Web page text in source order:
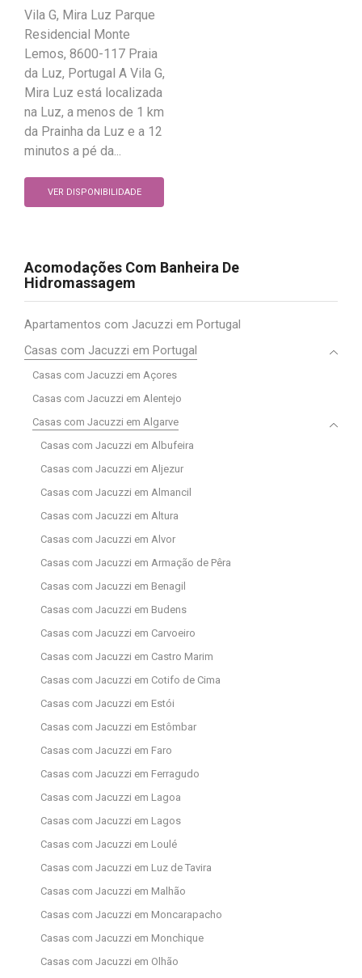
Vila G, Mira Luz Parque
Residencial Monte
Lemos, 8600-117 Praia
da Luz, Portugal A Vila G,
Mira Luz está localizada
na Luz, a menos de 1 km
da Prainha da Luz e a 12
minutos a pé da...
VER DISPONIBILIDADE
Acomodações Com Banheira De
Hidromassagem
Apartamentos com Jacuzzi em Portugal
Casas com Jacuzzi em Portugal
Casas com Jacuzzi em Açores
Casas com Jacuzzi em Alentejo
Casas com Jacuzzi em Algarve
Casas com Jacuzzi em Albufeira
Casas com Jacuzzi em Aljezur
Casas com Jacuzzi em Almancil
Casas com Jacuzzi em Altura
Casas com Jacuzzi em Alvor
Casas com Jacuzzi em Armação de Pêra
Casas com Jacuzzi em Benagil
Casas com Jacuzzi em Budens
Casas com Jacuzzi em Carvoeiro
Casas com Jacuzzi em Castro Marim
Casas com Jacuzzi em Cotifo de Cima
Casas com Jacuzzi em Estói
Casas com Jacuzzi em Estômbar
Casas com Jacuzzi em Faro
Casas com Jacuzzi em Ferragudo
Casas com Jacuzzi em Lagoa
Casas com Jacuzzi em Lagos
Casas com Jacuzzi em Loulé
Casas com Jacuzzi em Luz de Tavira
Casas com Jacuzzi em Malhão
Casas com Jacuzzi em Moncarapacho
Casas com Jacuzzi em Monchique
Casas com Jacuzzi em Olhão